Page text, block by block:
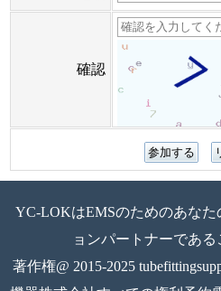
確認
YC-LOKはEMSのためのあな
ョンパートナーであ
著作権@ 2015-2025